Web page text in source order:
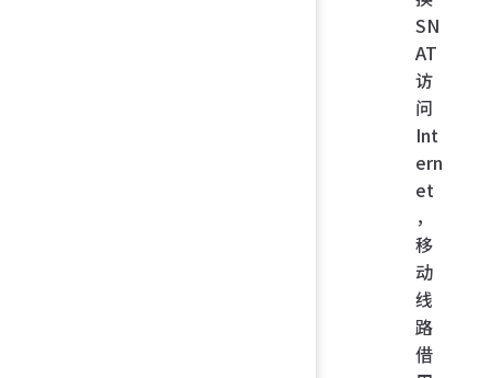
SN
AT
访
问
Int
ern
et
，
移
动
线
路
借